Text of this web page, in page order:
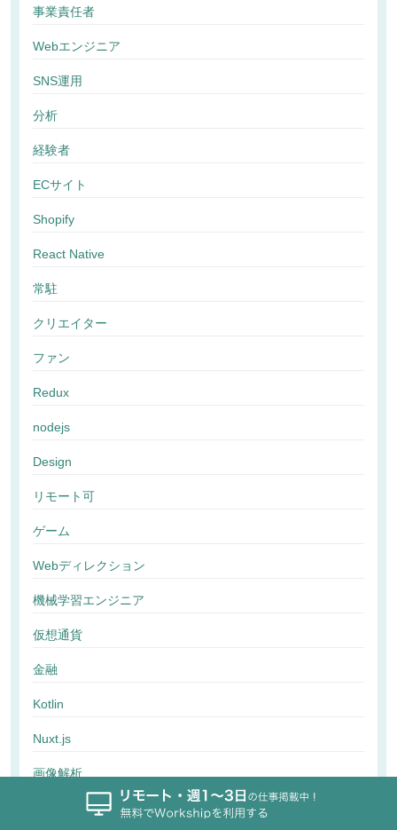
事業責任者
Webエンジニア
SNS運用
分析
経験者
ECサイト
Shopify
React Native
常駐
クリエイター
ファン
Redux
nodejs
Design
リモート可
ゲーム
Webディレクション
機械学習エンジニア
仮想通貨
金融
Kotlin
Nuxt.js
画像解析